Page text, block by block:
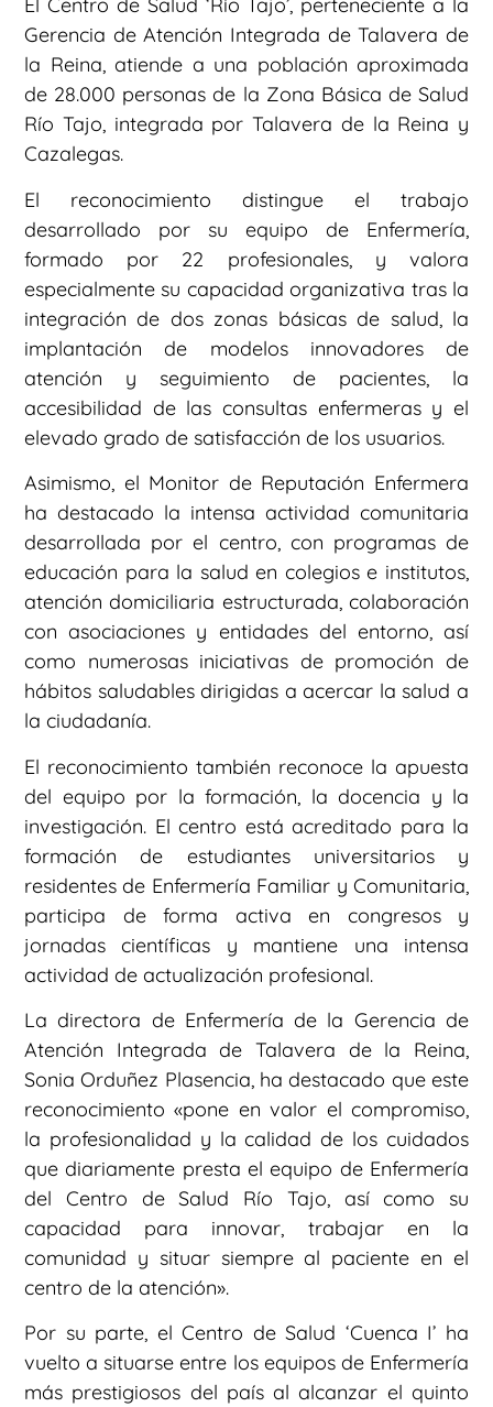
El Centro de Salud ‘Río Tajo’, perteneciente a la
Gerencia de Atención Integrada de Talavera de
la Reina, atiende a una población aproximada
de 28.000 personas de la Zona Básica de Salud
Río Tajo, integrada por Talavera de la Reina y
Cazalegas.
El reconocimiento distingue el trabajo
desarrollado por su equipo de Enfermería,
formado por 22 profesionales, y valora
especialmente su capacidad organizativa tras la
integración de dos zonas básicas de salud, la
implantación de modelos innovadores de
atención y seguimiento de pacientes, la
accesibilidad de las consultas enfermeras y el
elevado grado de satisfacción de los usuarios.
Asimismo, el Monitor de Reputación Enfermera
ha destacado la intensa actividad comunitaria
desarrollada por el centro, con programas de
educación para la salud en colegios e institutos,
atención domiciliaria estructurada, colaboración
con asociaciones y entidades del entorno, así
como numerosas iniciativas de promoción de
hábitos saludables dirigidas a acercar la salud a
la ciudadanía.
El reconocimiento también reconoce la apuesta
del equipo por la formación, la docencia y la
investigación. El centro está acreditado para la
formación de estudiantes universitarios y
residentes de Enfermería Familiar y Comunitaria,
participa de forma activa en congresos y
jornadas científicas y mantiene una intensa
actividad de actualización profesional.
La directora de Enfermería de la Gerencia de
Atención Integrada de Talavera de la Reina,
Sonia Orduñez Plasencia, ha destacado que este
reconocimiento «pone en valor el compromiso,
la profesionalidad y la calidad de los cuidados
que diariamente presta el equipo de Enfermería
del Centro de Salud Río Tajo, así como su
capacidad para innovar, trabajar en la
comunidad y situar siempre al paciente en el
centro de la atención».
Por su parte, el Centro de Salud ‘Cuenca I’ ha
vuelto a situarse entre los equipos de Enfermería
más prestigiosos del país al alcanzar el quinto